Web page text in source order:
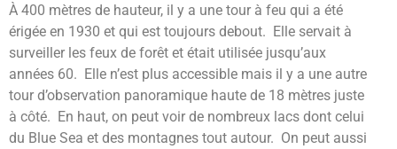
À 400 mètres de hauteur, il y a une tour à feu qui a été
érigée en 1930 et qui est toujours debout. Elle servait à
surveiller les feux de forêt et était utilisée jusqu’aux
années 60. Elle n’est plus accessible mais il y a une autre
tour d’observation panoramique haute de 18 mètres juste
à côté. En haut, on peut voir de nombreux lacs dont celui
du Blue Sea et des montagnes tout autour. On peut aussi